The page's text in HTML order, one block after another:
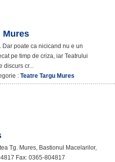
Mures
poate ca nicicand nu e un
pe timp de criza, iar Teatrului
cr...
: Teatre Targu Mures
Tg. Mures, Bastionul Macelarilor,
Fax: 0365-804817